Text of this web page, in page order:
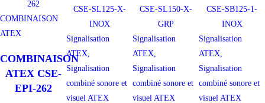
COMBINAISON
ATEX
COMBINAISON
ATEX CSE-
EPI-262
Signalisation
ATEX,
Signalisation
combiné sonore et
visuel ATEX
Signalisation
ATEX,
Signalisation
combiné sonore et
visuel ATEX
Signalisation
ATEX,
Signalisation
combiné sonore et
visuel ATEX